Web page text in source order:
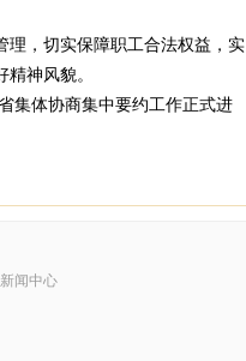
，切实保障职工合法权益，实
神风貌。
集体协商集中要约工作正式进
闻中心